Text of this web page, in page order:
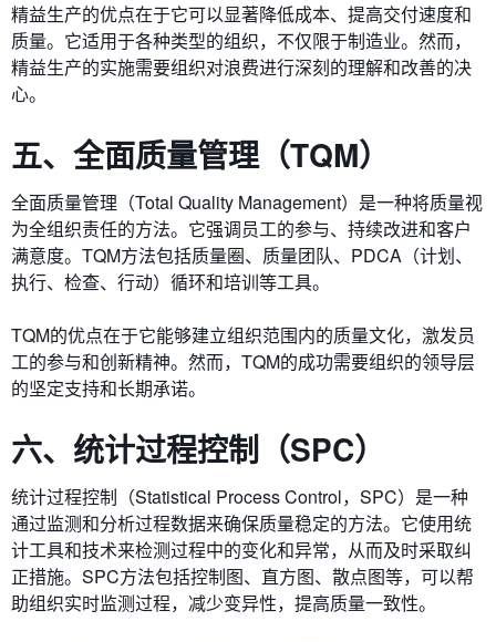
精益生产的优点在于它可以显著降低成本、提高交付速度和
质量。它适用于各种类型的组织，不仅限于制造业。然而，
精益生产的实施需要组织对浪费进行深刻的理解和改善的决
心。
五、全面质量管理（TQM）
全面质量管理（Total Quality Management）是一种将质量视
为全组织责任的方法。它强调员工的参与、持续改进和客户
满意度。TQM方法包括质量圈、质量团队、PDCA（计划、
执行、检查、行动）循环和培训等工具。
TQM的优点在于它能够建立组织范围内的质量文化，激发员
工的参与和创新精神。然而，TQM的成功需要组织的领导层
的坚定支持和长期承诺。
六、统计过程控制（SPC）
统计过程控制（Statistical Process Control，SPC）是一种
通过监测和分析过程数据来确保质量稳定的方法。它使用统
计工具和技术来检测过程中的变化和异常，从而及时采取纠
正措施。SPC方法包括控制图、直方图、散点图等，可以帮
助组织实时监测过程，减少变异性，提高质量一致性。